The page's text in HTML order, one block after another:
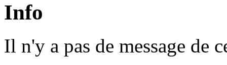
Info
Il n'y a pas de message de